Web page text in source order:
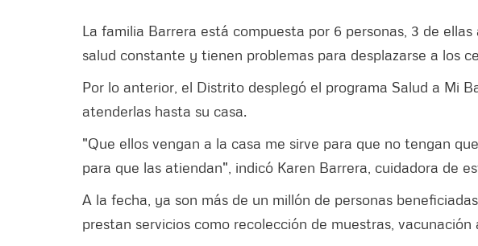
La familia Barrera está compuesta por 6 personas, 3 de
salud constante y tienen problemas para desplazarse a los
Por lo anterior, el Distrito desplegó el programa Salud a Mi
atenderlas hasta su casa.
"Que ellos vengan a la casa me sirve para que no tengan
para que las atiendan", indicó Karen Barrera, cuidadora de
A la fecha, ya son más de un millón de personas
prestan servicios como recolección de muestras,